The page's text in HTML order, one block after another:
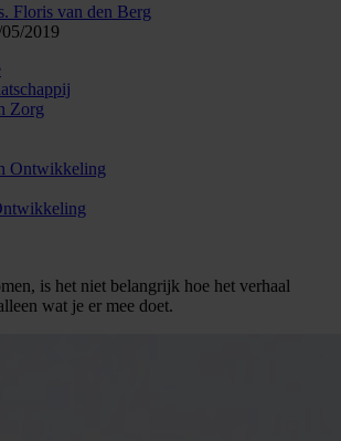
Floris van den Berg
2019
Zorg
Ontwikkeling
is het niet belangrijk hoe het verhaal
wat je er mee doet.